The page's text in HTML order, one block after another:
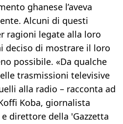
ghanese l’aveva
Alcuni di questi
ragioni legate alla loro
deciso di mostrare il loro
possibile. «Da qualche
trasmissioni televisive
alla radio – racconta ad
Koba, giornalista
direttore della 'Gazzetta